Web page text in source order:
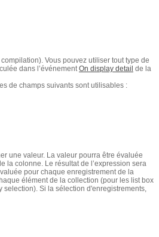
Vous pouvez utiliser tout type de
dans l’événement On display detail de la
de champs suivants sont utilisables :
une valeur. La valeur pourra être évaluée
la colonne. Le résultat de l’expression sera
pour chaque enregistrement de la
élément de la collection (pour les list box
Si la sélection d'enregistrements,